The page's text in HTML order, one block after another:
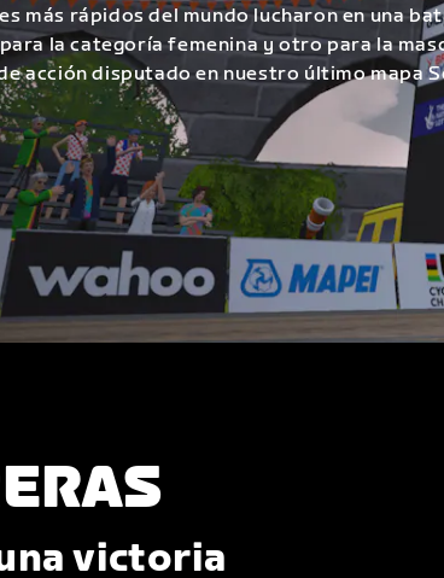
más rápidos del mundo lucharon en una
la categoría femenina y otro para la
acción disputado en nuestro último mapa
victoria